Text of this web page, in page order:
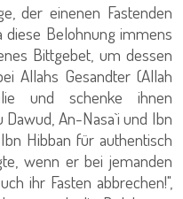
der einenen Fastenden
Belohnung immens
Bittgebet, um dessen
Allahs Gesandter (Allah
und schenke ihnen
An-Nasa`i und Ibn
Hibban für authentisch
wenn er bei jemanden
ihr Fasten abbrechen!",